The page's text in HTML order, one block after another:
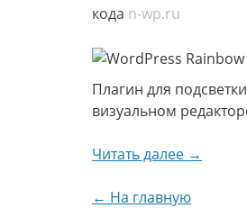
кода n-wp.ru
Плагин для
визуальном
Читать далее →
← На главную